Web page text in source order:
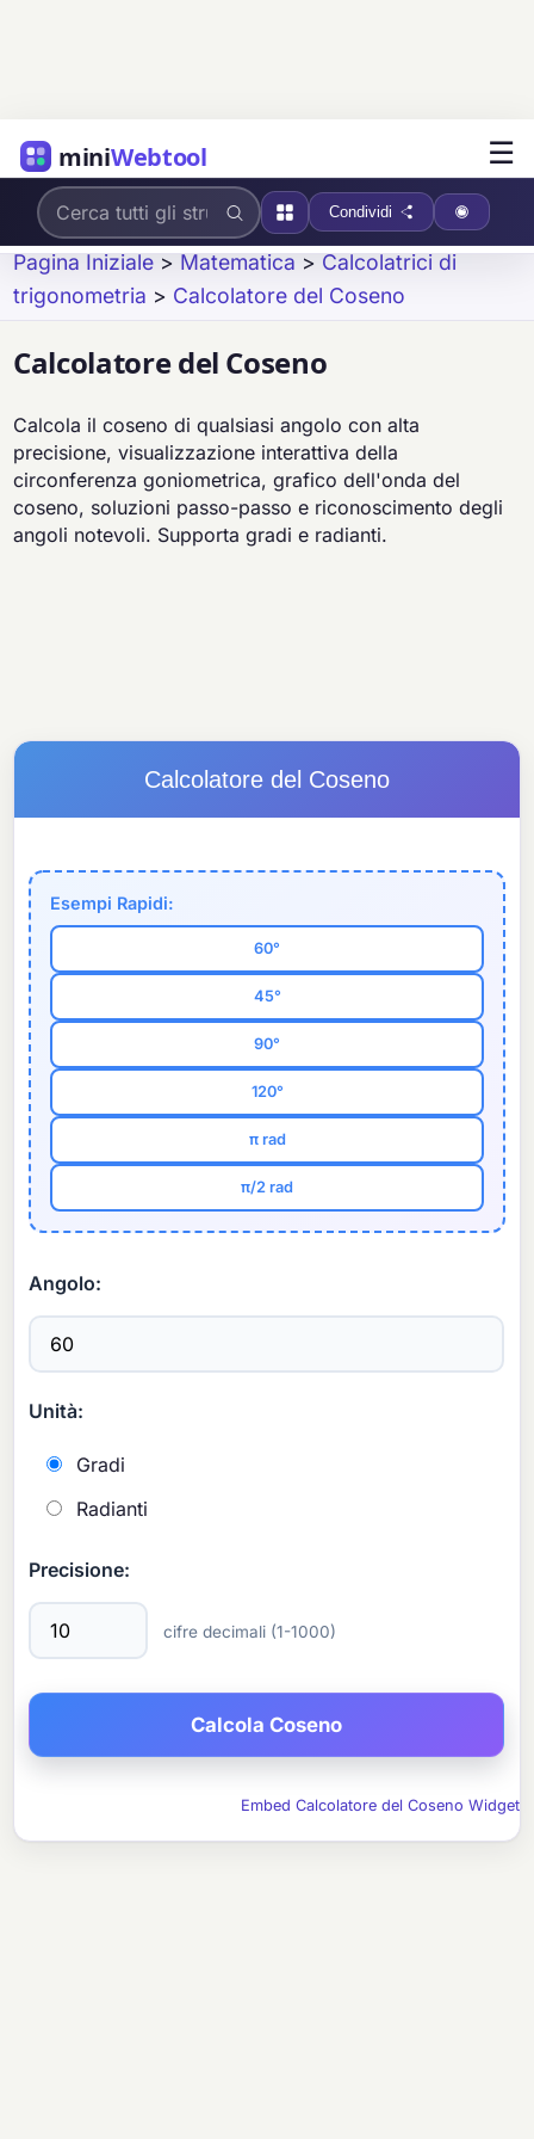
miniWebtool ☰
Condividi
Pagina Iniziale > Matematica > Calcolatrici di
trigonometria > Calcolatore del Coseno
Calcolatore del Coseno
Calcola il coseno di qualsiasi angolo con alta
precisione, visualizzazione interattiva della
circonferenza goniometrica, grafico dell'onda del
coseno, soluzioni passo-passo e riconoscimento degli
angoli notevoli. Supporta gradi e radianti.
Calcolatore del Coseno
Esempi Rapidi:
60°
45°
90°
120°
π rad
π/2 rad
Angolo:
Unità:
Gradi
Radianti
Precisione:
cifre decimali (1-1000)
Embed Calcolatore del Coseno Widget